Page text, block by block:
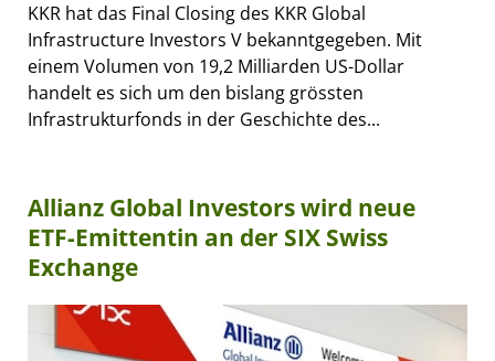
KKR hat das Final Closing des KKR Global
Infrastructure Investors V bekanntgegeben. Mit
einem Volumen von 19,2 Milliarden US-Dollar
handelt es sich um den bislang grössten
Infrastrukturfonds in der Geschichte des...
Allianz Global Investors wird neue
ETF-Emittentin an der SIX Swiss
Exchange